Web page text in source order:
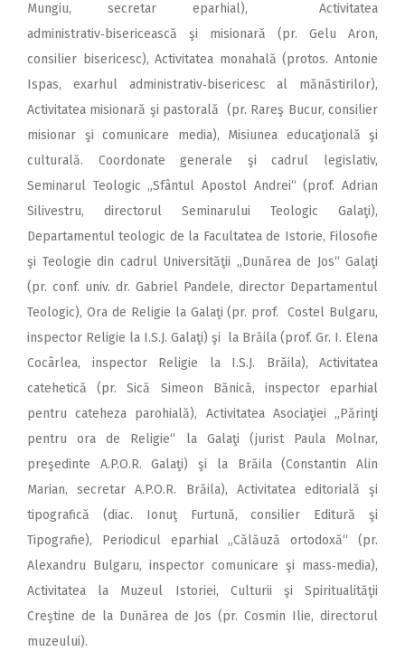
Mungiu, secretar eparhial), Activitatea
administrativ‑bisericească şi misionară (pr. Gelu Aron,
consilier bisericesc), Activitatea monahală (protos. Antonie
Ispas, exarhul administrativ‑bisericesc al mănăstirilor),
Activitatea misionară şi pastorală (pr. Rareş Bucur, consilier
misionar şi comunicare media), Misiunea educaţională şi
culturală. Coordonate generale şi cadrul legislativ,
Seminarul Teologic „Sfântul Apostol Andrei“ (prof. Adrian
Silivestru, directorul Seminarului Teologic Galaţi),
Departamentul teologic de la Facultatea de Istorie, Filosofie
şi Teologie din cadrul Universităţii „Dunărea de Jos“ Galaţi
(pr. conf. univ. dr. Gabriel Pandele, director Departamentul
Teologic), Ora de Religie la Galaţi (pr. prof. Costel Bulgaru,
inspector Religie la I.S.J. Galaţi) şi la Brăila (prof. Gr. I. Elena
Cocârlea, inspector Religie la I.S.J. Brăila), Activitatea
catehetică (pr. Sică Simeon Bănică, inspector eparhial
pentru cateheza parohială), Activitatea Asociaţiei „Părinţi
pentru ora de Religie“ la Galaţi (jurist Paula Molnar,
preşedinte A.P.O.R. Galaţi) şi la Brăila (Constantin Alin
Marian, secretar A.P.O.R. Brăila), Activitatea editorială şi
tipografică (diac. Ionuţ Furtună, consilier Editură şi
Tipografie), Periodicul eparhial „Călăuză ortodoxă“ (pr.
Alexandru Bulgaru, inspector comunicare şi mass‑media),
Activitatea la Muzeul Istoriei, Culturii şi Spiritualităţii
Creştine de la Dunărea de Jos (pr. Cosmin Ilie, directorul
muzeului).